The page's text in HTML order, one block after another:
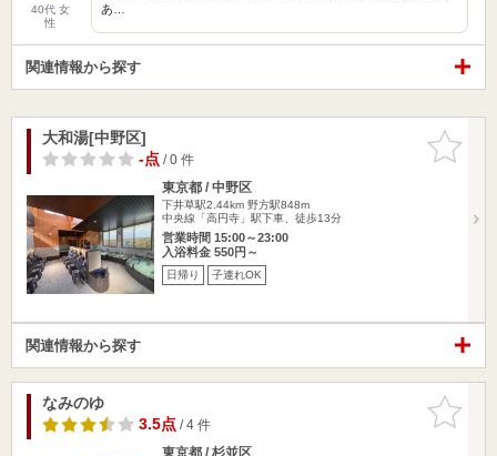
40代 女
性
あ…
関連情報から探す
お気に入
りに追加
大和湯[中野区]
-点/ 0 件
東京都 / 中野区
下井草駅2.44km 野方駅848m
中央線「高円寺」駅下車、徒歩13分
営業時間 15:00～23:00
入浴料金 550円～
日帰り 子連れOK
関連情報から探す
お気に入
りに追加
なみのゆ
3.5点/ 4 件
東京都 / 杉並区